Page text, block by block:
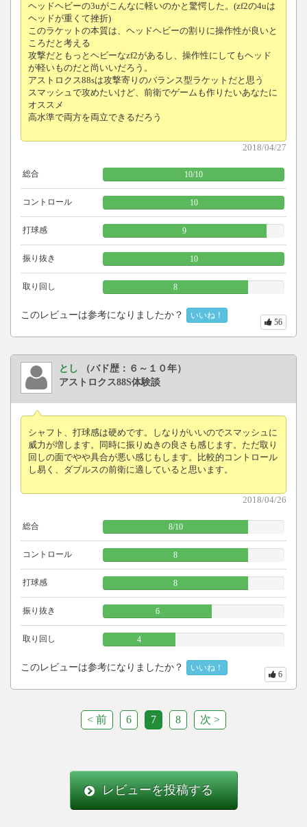
ヘッドヘビーの3uがこんなに軽いのかと驚愕した。(zf2の4uは
ヘッドが重くて挫折)
このラケットの本質は、ヘッドヘビーの割りに操作性が良いと
ころだと考える
攻撃だともっとヘビーなzf2があるし、操作性にしてもヘッド
が軽いものだと尚いいだろう。
アストロクス88sは攻撃寄りのバランス型ラケットだと思う
スマッシュで攻めたいけど、前衛でゲームも作りたいあなたに
オススメ
高水準で両方を両立できるだろう
2018/04/27
総合 10/10
コントロール 10
打球感 9
振り抜き 10
取り回し 8
このレビューは参考になりましたか？ いいね！
56
とし
（バド歴：６～１０年）
アストロクス88S体験談
シャフト、打球感は硬めです。しなりがいいのでスマッシュに
威力が増します。同時に振りぬきの良さも感じます。ただ取り
回しの面でやや具合が悪い感じもします。比較的コントロール
し易く、ダブルスの前衛に適していると思います。
2018/04/26
総合 8/10
コントロール 8
打球感 8
振り抜き 6
取り回し 4
このレビューは参考になりましたか？ いいね！
6
< 前 6 7 8 次 >
レビューを投稿する